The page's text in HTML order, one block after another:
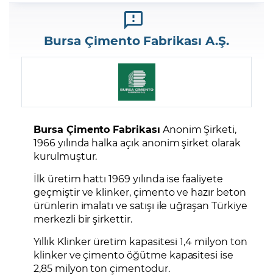
Bursa Çimento Fabrikası A.Ş.
Bursa Çimento Fabrikası Anonim Şirketi,
1966 yılında halka açık anonim şirket olarak
kurulmuştur.
İlk üretim hattı 1969 yılında ise faaliyete
geçmiştir ve klinker, çimento ve hazır beton
ürünlerin imalatı ve satışı ile uğraşan Türkiye
merkezli bir şirkettir.
Yıllık Klinker üretim kapasitesi 1,4 milyon ton
klinker ve çimento öğütme kapasitesi ise
2,85 milyon ton çimentodur.